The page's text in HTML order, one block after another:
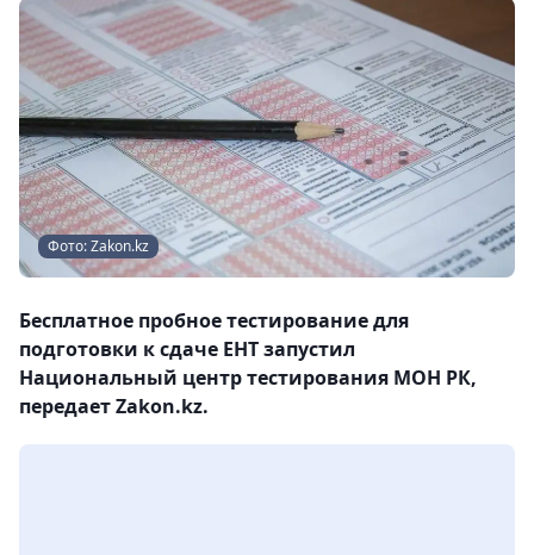
Фото: Zakon.kz
Бесплатное пробное тестирование для
подготовки к сдаче ЕНТ запустил
Национальный центр тестирования МОН РК,
передает Zakon.kz.